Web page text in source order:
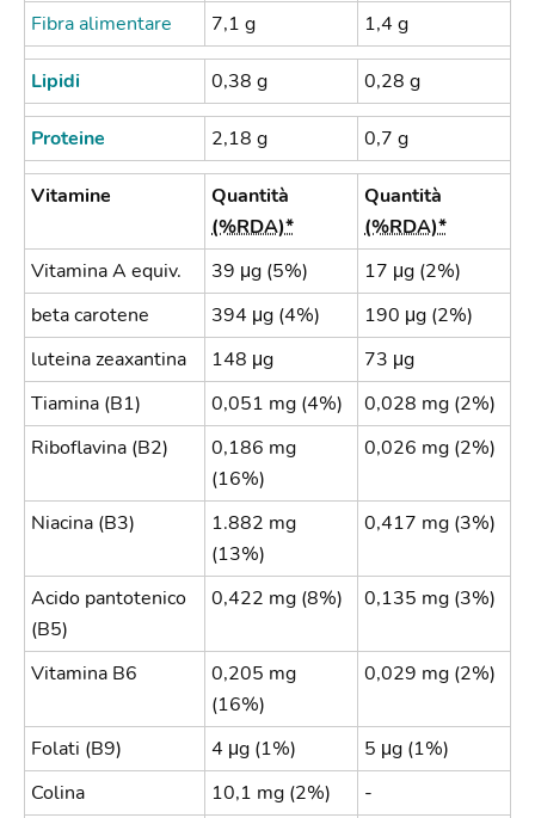
Fibra alimentare
7,1 g 1,4 g
Lipidi 0,38 g 0,28 g
Proteine 2,18 g 0,7 g
Vitamine
Quantità
(%RDA)*
Quantità
(%RDA)*
Vitamina A equiv.
39 μg (5%)
17 μg (2%)
beta carotene
394 μg (4%)
190 μg (2%)
luteina zeaxantina
148 μg
73 μg
Tiamina (B1)
0,051 mg (4%)
0,028 mg (2%)
Riboflavina (B2)
0,186 mg
(16%)
0,026 mg (2%)
Niacina (B3)
1.882 mg
(13%)
0,417 mg (3%)
Acido pantotenico
(B5)
0,422 mg (8%) 0,135 mg (3%)
Vitamina B6
0,205 mg
(16%)
0,029 mg (2%)
Folati (B9) 4 μg (1%)
5 μg (1%)
Colina
10,1 mg (2%) -